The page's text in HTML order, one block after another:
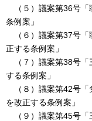
（５）議案第36号「
条例案」
（６）議案第37号「
正する条例案」
（７）議案第38号「
する条例案」
（８）議案第42号「
を改正する条例案」
（９）議案第45号「